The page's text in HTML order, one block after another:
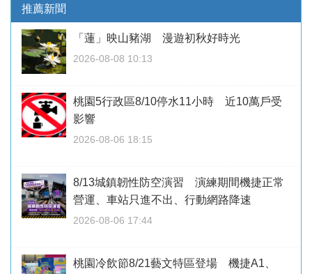
推薦新聞
「蓮」映山豬湖 漫遊初秋好時光
2026-08-08 10:13
桃園5行政區8/10停水11小時 近10萬戶受
影響
2026-08-06 18:15
8/13城鎮韌性防空演習 演練期間機捷正常
營運、車站只進不出、行動網路降速
2026-08-06 17:44
桃園冷飲節8/21藝文特區登場 機捷A1、